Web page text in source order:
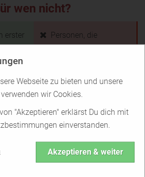
Webseite zu bieten und unsere
wir Cookies.
"Akzeptieren" erklärst Du dich mit
einverstanden.
Akzeptieren & weiter
wen nicht?
erster
ihren
Personen, die
ausschließlich nach
Beziehungen suchen
bereit sind, Geld in
Online-Dating zu
investieren, werden bei
der Casual Lounge